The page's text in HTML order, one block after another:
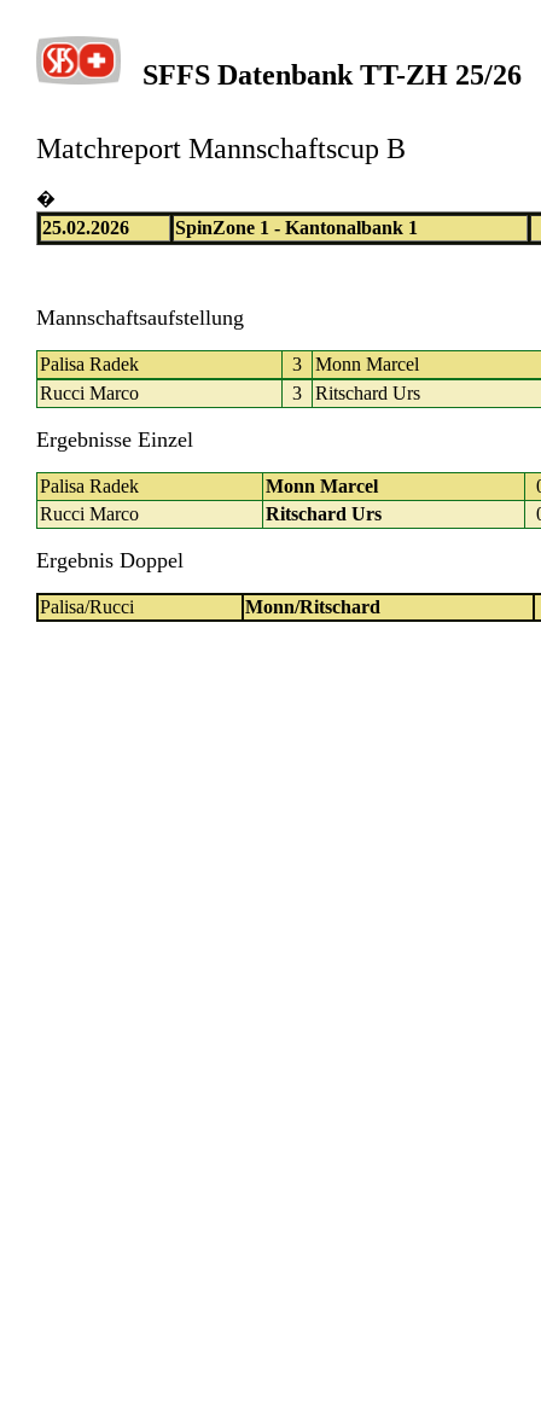
SFFS Datenbank TT-ZH 25/26
Matchreport Mannschaftscup B
�
25.02.2026
SpinZone 1 - Kantonalbank 1
Mannschaftsaufstellung
Palisa Radek 3
Monn Marcel
Rucci Marco
3 Ritschard Urs
Ergebnisse Einzel
Palisa Radek Monn Marcel
Rucci Marco
Ritschard Urs
Ergebnis Doppel
Palisa/Rucci Monn/Ritschard